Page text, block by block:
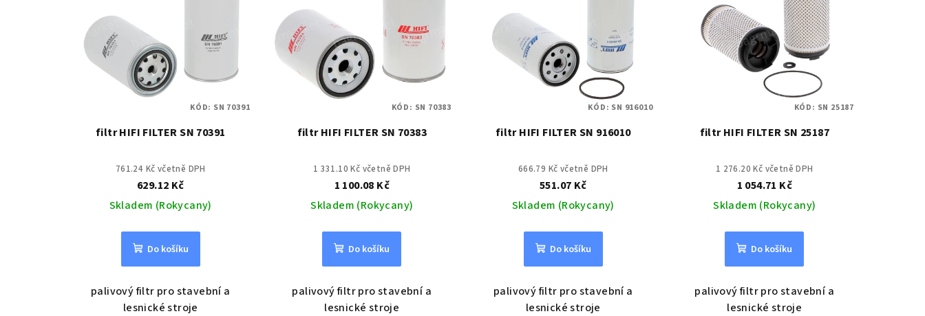
filtr HIFI FILTER SN 70391
761.24 Kč včetně DPH
629.12 Kč
Skladem (Rokycany)
Do košíku
palivový filtr pro stavební a
lesnické stroje
KÓD: SN 70391
filtr HIFI FILTER SN 70383
1 331.10 Kč včetně DPH
1 100.08 Kč
Skladem (Rokycany)
Do košíku
palivový filtr pro stavební a
lesnické stroje
KÓD: SN 70383
filtr HIFI FILTER SN 916010
666.79 Kč včetně DPH
551.07 Kč
Skladem (Rokycany)
Do košíku
palivový filtr pro stavební a
lesnické stroje
KÓD: SN 916010
filtr HIFI FILTER SN 25187
1 276.20 Kč včetně DPH
1 054.71 Kč
Skladem (Rokycany)
Do košíku
palivový filtr pro stavební a
lesnické stroje
KÓD: SN 25187